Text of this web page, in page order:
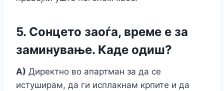
5. Сонцето заоѓа, време е за
заминување. Каде одиш?
А) Директно во апартман за да се
истуширам, да ги исплакнам крпите и да